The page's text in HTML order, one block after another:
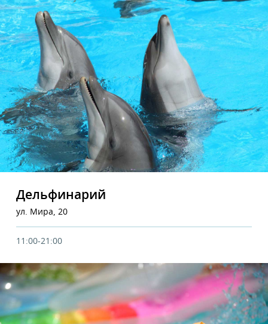
Дельфинарий
ул. Мира, 20
11:00-21:00